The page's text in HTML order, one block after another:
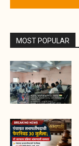
MOST POPULAR